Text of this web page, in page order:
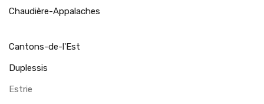
Chaudière-Appalaches
Cantons-de-l'Est
Duplessis
Estrie